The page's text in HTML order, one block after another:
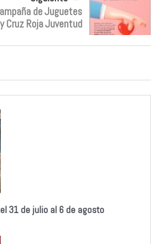
de Juguetes
Cruz Roja Juventud
31 de julio al 6 de agosto